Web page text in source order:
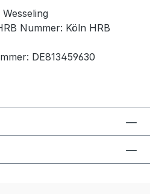
Nummer: Köln HRB
DE813459630